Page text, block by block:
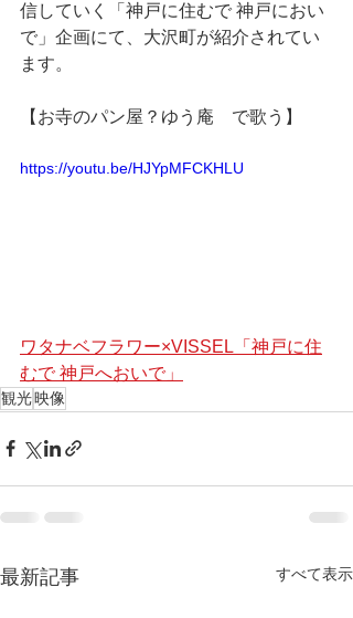
信していく「神戸に住むで 神戸におい
で」企画にて、大沢町が紹介されてい
ます。
【お寺のパン屋？ゆう庵　で歌う】
https://youtu.be/HJYpMFCKHLU
ワタナベフラワー×VISSEL「神戸に住
むで 神戸へおいで」
観光映像
最新記事 すべて表示